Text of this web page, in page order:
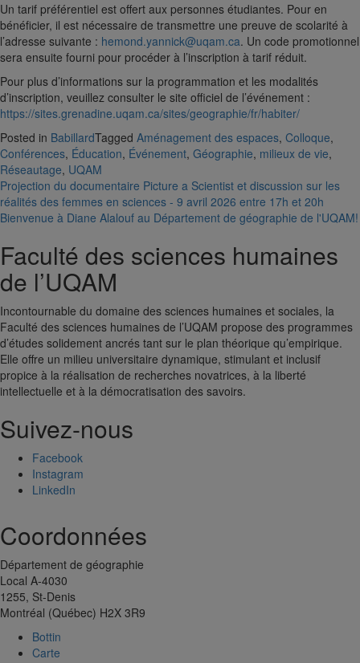
Un tarif préférentiel est offert aux personnes étudiantes. Pour en
bénéficier, il est nécessaire de transmettre une preuve de scolarité à
l’adresse suivante : hemond.yannick@uqam.ca. Un code promotionnel
sera ensuite fourni pour procéder à l’inscription à tarif réduit.
Pour plus d’informations sur la programmation et les modalités
d’inscription, veuillez consulter le site officiel de l’événement :
https://sites.grenadine.uqam.ca/sites/geographie/fr/habiter/
Posted in BabillardTagged Aménagement des espaces, Colloque,
Conférences, Éducation, Événement, Géographie, milieux de vie,
Réseautage, UQAM
Navigation
de
l'article
Projection du documentaire Picture a Scientist et discussion sur les
réalités des femmes en sciences - 9 avril 2026 entre 17h et 20h
Bienvenue à Diane Alalouf au Département de géographie de l'UQAM!
Faculté des sciences humaines
de l’UQAM
Incontournable du domaine des sciences humaines et sociales, la
Faculté des sciences humaines de l’UQAM propose des programmes
d’études solidement ancrés tant sur le plan théorique qu’empirique.
Elle offre un milieu universitaire dynamique, stimulant et inclusif
propice à la réalisation de recherches novatrices, à la liberté
intellectuelle et à la démocratisation des savoirs.
Suivez-nous
Facebook
Instagram
LinkedIn
Coordonnées
Département de géographie
Local A-4030
1255, St-Denis
Montréal (Québec) H2X 3R9
Bottin
Carte